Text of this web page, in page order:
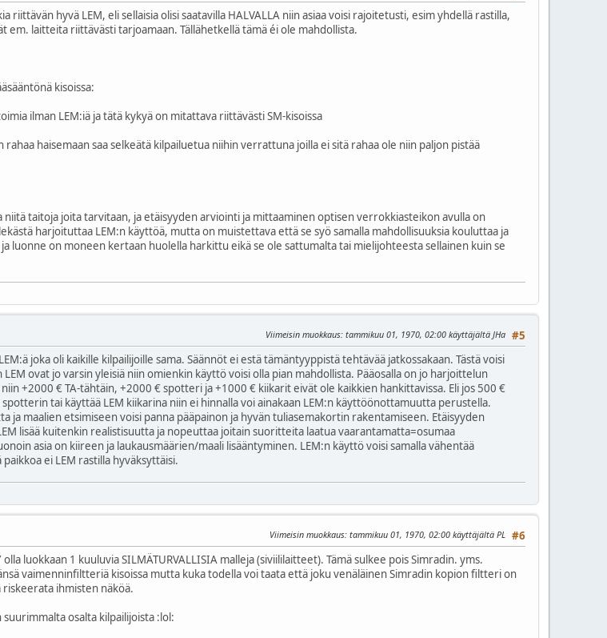
riittävän hyvä LEM, eli sellaisia olisi saatavilla HALVALLA niin asiaa voisi rajoitetusti, esim yhdellä rastilla,
em. laitteita riittävästi tarjoamaan. Tällähetkellä tämä éi ole mahdollista.
kisoissa:
ilman LEM:iä ja tätä kykyä on mitattava riittävästi SM-kisoissa
haisemaan saa selkeätä kilpailuetua niihin verrattuna joilla ei sitä rahaa ole niin paljon pistää
niitä taitoja joita tarvitaan, ja etäisyyden arviointi ja mittaaminen optisen verrokkiasteikon avulla on
harjoituttaa LEM:n käyttöä, mutta on muistettava että se syö samalla mahdollisuuksia kouluttaa ja
luonne on moneen kertaan huolella harkittu eikä se ole sattumalta tai mielijohteesta sellainen kuin se
#5
Viimeisin muokkaus: tammikuu 01, 1970, 02:00 käyttäjältä JHa
joka oli kaikille kilpailijoille sama. Säännöt ei estä tämäntyyppistä tehtävää jatkossakaan. Tästä voisi
ovat jo varsin yleisiä niin omienkin käyttö voisi olla pian mahdollista. Pääosalla on jo harjoittelun
+2000 € TA-tähtäin, +2000 € spotteri ja +1000 € kiikarit eivät ole kaikkien hankittavissa. Eli jos 500 €
tai käyttää LEM kiikarina niin ei hinnalla voi ainakaan LEM:n käyttöönottamuutta perustella.
ja maalien etsimiseen voisi panna pääpainon ja hyvän tuliasemakortin rakentamiseen. Etäisyyden
lisää kuitenkin realistisuutta ja nopeuttaa joitain suoritteita laatua vaarantamatta=osumaa
asia on kiireen ja laukausmäärien/maali lisääntyminen. LEM:n käyttö voisi samalla vähentää
ei LEM rastilla hyväksyttäisi.
#6
Viimeisin muokkaus: tammikuu 01, 1970, 02:00 käyttäjältä PL
luokkaan 1 kuuluvia SILMÄTURVALLISIA malleja (siviililaitteet). Tämä sulkee pois Simradin. yms.
vaimenninfiltteriä kisoissa mutta kuka todella voi taata että joku venäläinen Simradin kopion filtteri on
ihmisten näköä.
osalta kilpailijoista :lol: